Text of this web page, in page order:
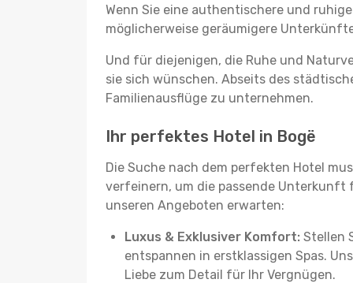
Wenn Sie eine authentischere und
möglicherweise geräumigere
Und für diejenigen, die Ruhe und
sie sich wünschen. Abseits des
Familienausflüge zu unternehmen.
Ihr perfektes Hotel in Bogë
Die Suche nach dem perfekten Hotel
verfeinern, um die passende Unterkunft
unseren Angeboten erwarten:
Luxus & Exklusiver Komfort: Stellen
entspannen in erstklassigen Spas.
Liebe zum Detail für Ihr Vergnügen.